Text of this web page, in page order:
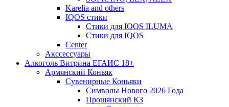
Karelia and others
IQOS стики
Стики для IQOS ILUMA
Стики для IQOS
Сenter
Акссессуары
Алкоголь Витрина ЕГАИС 18+
Армянский Коньяк
Сувенирные Коньяки
Символы Нового 2026 Года
Прошянский КЗ